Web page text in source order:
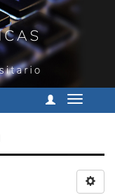
Cambiar